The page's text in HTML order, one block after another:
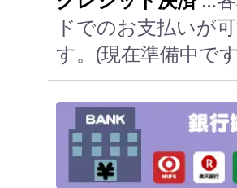
ドでのお支払いが
す。(現在準備中で